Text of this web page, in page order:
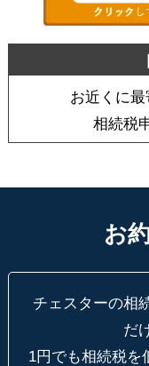
お近くに
相続税
お
チェスターの相
だ
1円でも相続税を